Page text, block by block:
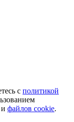
с политикой
файлов cookie.